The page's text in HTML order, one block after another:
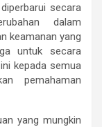
secara
dalam
keamanan yang
untuk secara
kepada semua
pemahaman
yang mungkin